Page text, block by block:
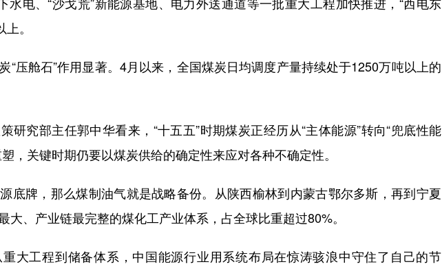
。
舱石”作用显著。4月以来，全国煤炭日均调度产量持续处于1250万吨以上的
究部主任郭中华看来，“十五五”时期煤炭正经历从“主体能源”转向“兜底性能
，关键时期仍要以煤炭供给的确定性来应对各种不确定性。
牌，那么煤制油气就是战略备份。从陕西榆林到内蒙古鄂尔多斯，再到宁夏
大、产业链最完整的煤化工产业体系，占全球比重超过80%。
工程到储备体系，中国能源行业用系统布局在惊涛骇浪中守住了自己的节